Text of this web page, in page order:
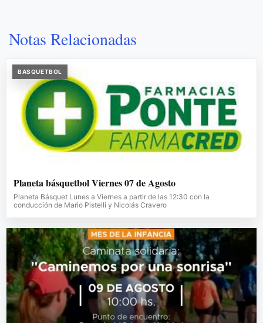
Notas Relacionadas
BASQUETBOL
Planeta básquetbol Viernes 07 de Agosto
Planeta Básquet Lunes a Viernes a partir de las 12:30 con la
conducción de Mario Pistelli y Nicolás Cravero